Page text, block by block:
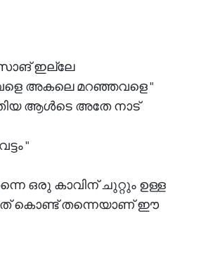
ഇല്ലേ
അകലെ മറഞ്ഞവളെ "
ആൾടെ അതേ നാട്
"
ഒരു കാവിന് ചുറ്റും ഉള്ള
കൊണ്ട് തന്നെയാണ് ഈ